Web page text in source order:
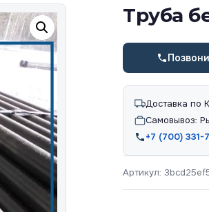
Труба
Доставка по
Самовывоз:
+7 (700) 331-
Артикул: